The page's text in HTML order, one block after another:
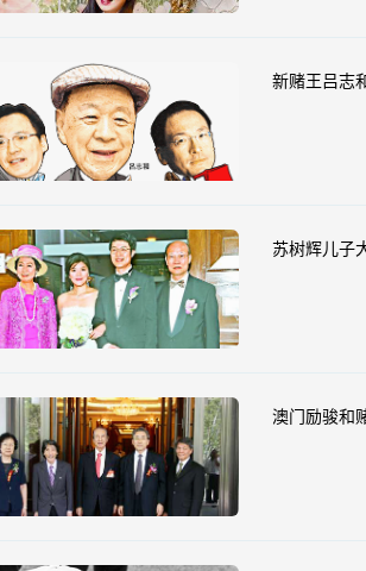
新赌王吕志
苏树辉儿子
澳门励骏和